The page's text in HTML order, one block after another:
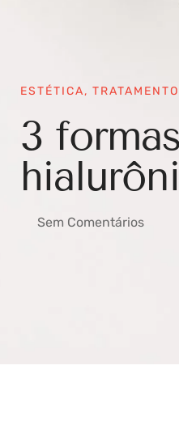
ESTÉTICA,
3
Sem Comentários